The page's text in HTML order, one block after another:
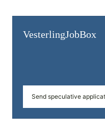
Vesterling­JobBox
Send speculative